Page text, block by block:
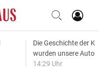
Die Geschichte der
wurden unsere
14:29 Uhr